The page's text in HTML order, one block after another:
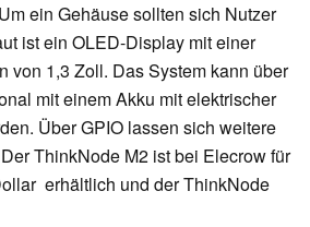
ein Gehäuse sollten sich Nutzer
ist ein OLED-Display mit einer
von 1,3 Zoll. Das System kann über
mit einem Akku mit elektrischer
Über GPIO lassen sich weitere
ThinkNode M2 ist bei Elecrow für
erhältlich und der ThinkNode